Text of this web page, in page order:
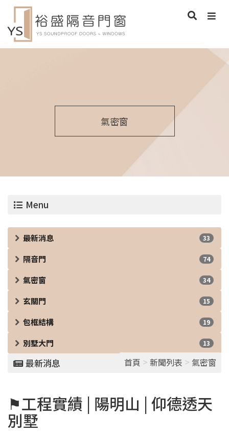
氣密窗
Menu
最新消息 33
隔音門 74
氣密窗 34
玄關門 15
包框結構 19
別墅大門 13
最新消息 首頁 > 新聞列表 > 氣密窗
⚑工程實績 | 陽明山 | 仰德透天
別墅